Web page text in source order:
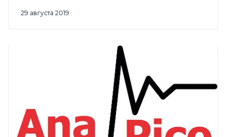
29 августа 2019